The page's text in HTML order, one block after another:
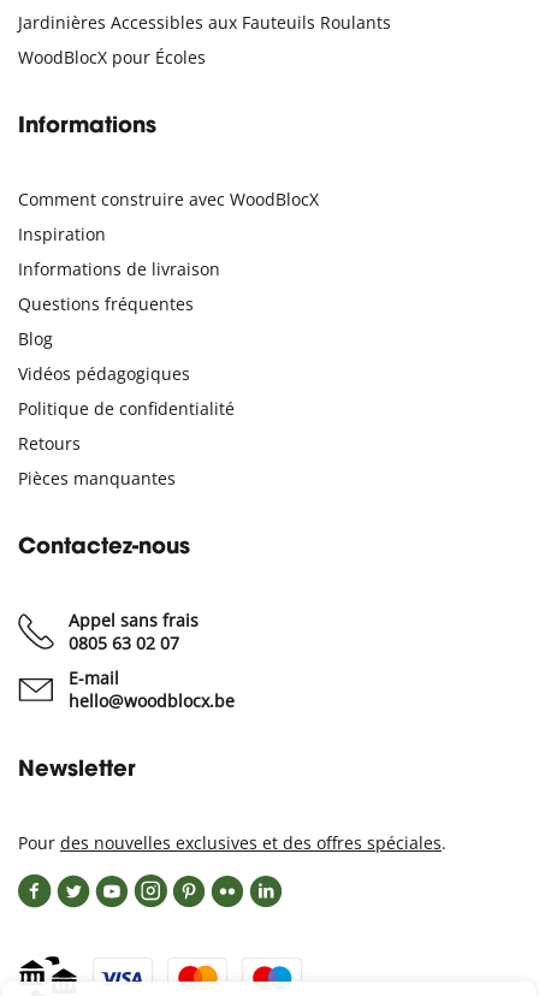
Jardinières Accessibles aux Fauteuils Roulants
WoodBlocX pour Écoles
Informations
Comment construire avec WoodBlocX
Inspiration
Informations de livraison
Questions fréquentes
Blog
Vidéos pédagogiques
Politique de confidentialité
Retours
Pièces manquantes
Contactez-nous
Appel sans frais
0805 63 02 07
E-mail
hello@woodblocx.be
Newsletter
Pour des nouvelles exclusives et des offres spéciales.